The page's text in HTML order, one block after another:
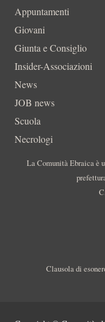
Appuntamenti
Giovani
Giunta e Consiglio
Insider-Associazioni
News
JOB news
Scuola
Necrologi
La Comunità Ebraica è
Clausola di